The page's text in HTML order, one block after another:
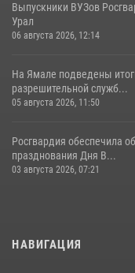
Выпускники ВУЗов
Урал
06 августа 2026, 12:14
На Ямале подведены
разрешительной служб...
05 августа 2026, 11:50
Росгвардия обеспечила
празднования Дня В...
03 августа 2026, 07:21
НАВИГАЦИЯ